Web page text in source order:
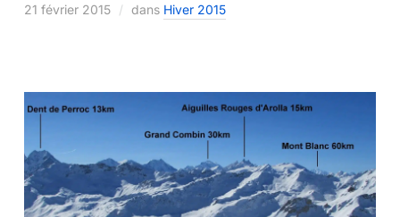
21 février 2015 dans Hiver 2015